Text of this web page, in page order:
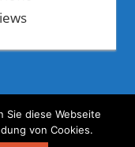
Sie diese Webseite
von Cookies.